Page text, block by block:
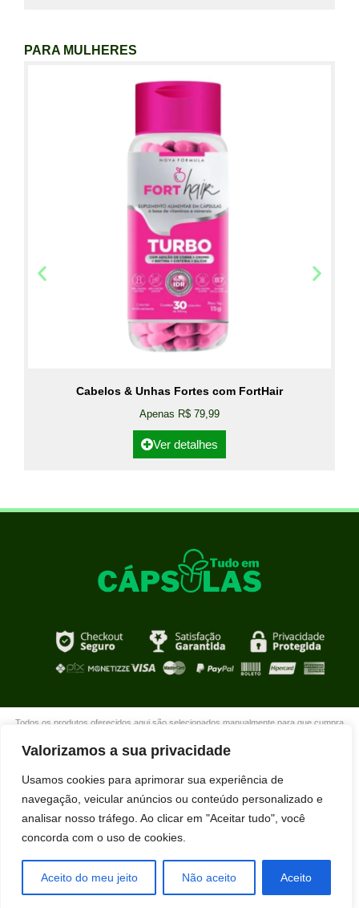
Valorizamos a sua privacidade
Usamos cookies para aprimorar sua experiência de
navegação, veicular anúncios ou conteúdo personalizado e
analisar nosso tráfego. Ao clicar em "Aceitar tudo", você
concorda com o uso de cookies.
Aceito do meu jeito Não aceito Aceito
PARA MULHERES
Cabelos & Unhas Fortes com FortHair
Apenas R$ 79,99
Ver detalhes
Todos os produtos oferecidos aqui são selecionados manualmente para que cumpra
extraordinários para você que está realmente comprometido com sua mudança. Boas
Richard Bueno acabou de comprar KIT
NUTRALFIT usando nosso desconto
exclusivo.